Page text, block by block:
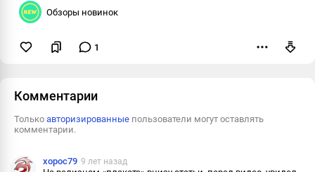
Обзоры новинок
1
Комментарии
Только авторизированные пользователи могут оставлять
комментарии.
xopoc79 9 лет назад